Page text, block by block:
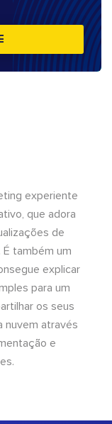
experiente
que adora
de
também um
explicar
para um
os seus
nuvem através
e